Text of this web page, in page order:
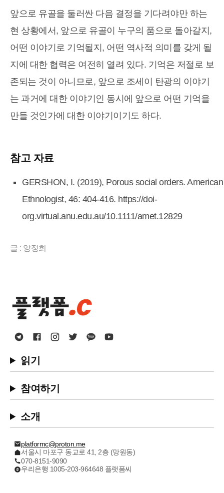
앞으로 유골을 둘러싼 다음 결정을 기다려야만 하는
현 상황에서, 앞으로 유골이 누구의 품으로 돌아갈지,
어떤 이야기로 기억될지, 어떤 역사적 의미를 갖게 될
지에 대한 협력은 여전히 열려 있다. 기억은 저절로 보
존되는 것이 아니므로, 앞으로 조세이 탄광의 이야기
는 과거에 대한 이야기인 동시에 앞으로 어떤 기억을
만들 것인가에 대한 이야기이기도 하다.
참고 자료
GERSHON, I. (2019), Porous social orders. American
Ethnologist, 46: 404-416. https://doi-
org.virtual.anu.edu.au/10.1111/amet.12829
글 : 양정희
읽기
참여하기
소개
platformc@proton.me
서울시 마포구 동교로 41, 2층 (망원동)
070-8151-9090
우리은행 1005-203-964648 플랫폼씨